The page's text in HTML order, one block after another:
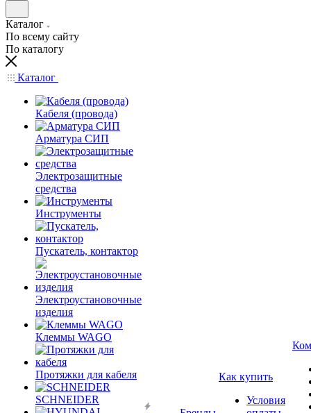
Каталог
По всему сайту
По каталогу
Каталог
Кабеля (провода)
Арматура СИП
Электрозащитные
средства
Инструменты
Пускатель, контактор
Электроустановочные
изделия
Клеммы WAGO
Протяжки для кабеля
SCHNEIDER
Как купить
Условия